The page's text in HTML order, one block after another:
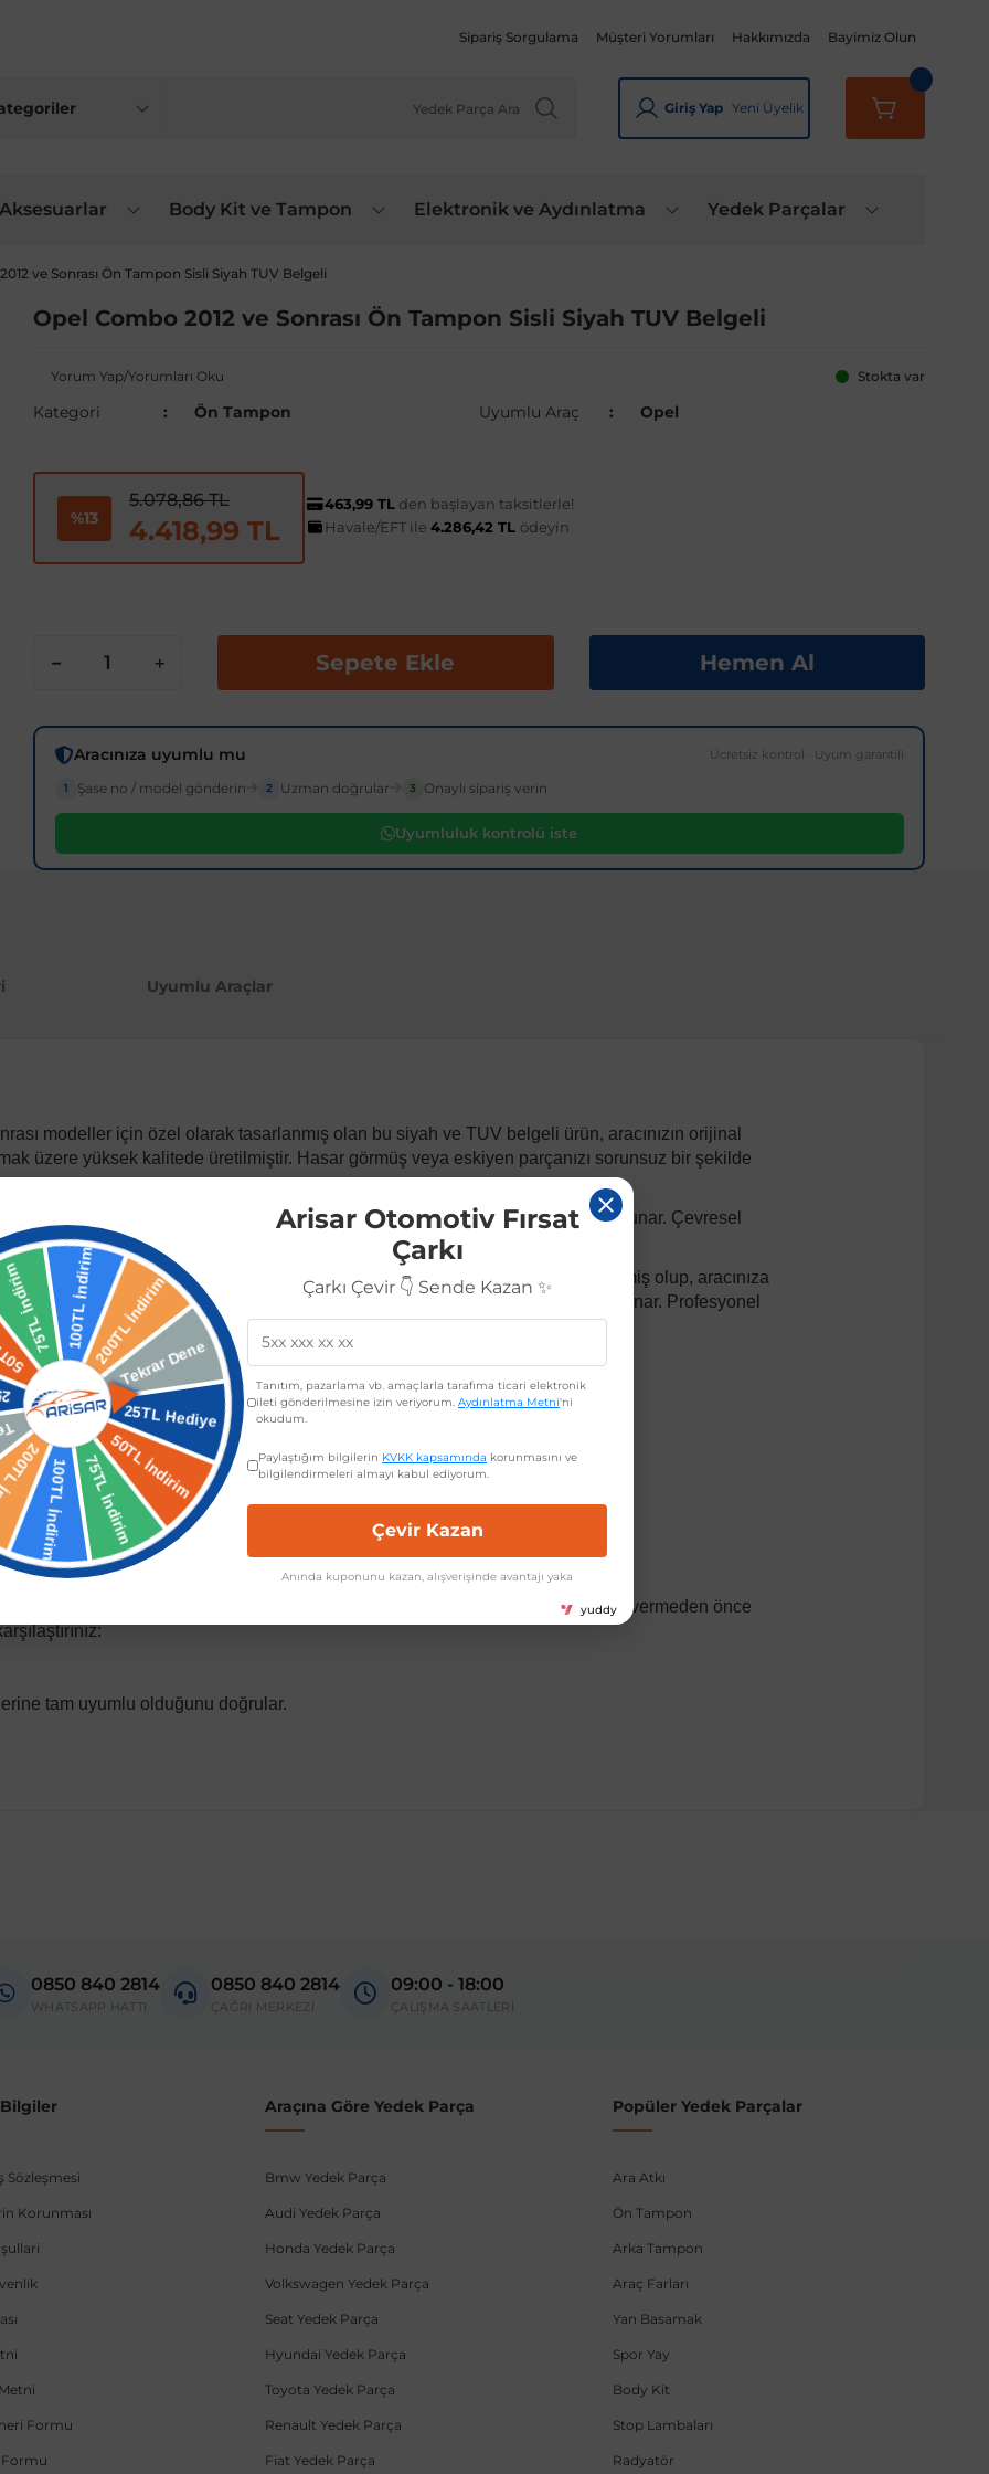
Sipariş Sorgulama Müşteri Yorumları Hakkımızda Bayimiz Olun
Giriş Yap Yeni Üyelik
Aksesuarlar Body Kit ve Tampon Elektronik ve Aydınlatma Yedek Parçalar
ve Sonrası Ön Tampon Sisli Siyah TUV Belgeli
Opel Combo 2012 ve Sonrası Ön Tampon Sisli Siyah TUV Belgeli
Yorum Yap/Yorumları Oku Stokta var
Kategori Ön Tampon Uyumlu Araç Opel
%13
5.078,86 TL
4.418,99 TL
463,99 TL den başlayan taksitlerle!
Havale/EFT ile 4.286,42 TL ödeyin
Sepete Ekle Hemen Al
Aracınıza uyumlu mu Ücretsiz kontrol · Uyum garantili
1 Şase no / model gönderin 2 Uzman doğrular 3 Onaylı sipariş verin
Uyumluluk kontrolü iste
Uyumlu Araçlar
modeller için özel olarak tasarlanmış olan bu siyah ve TUV belgeli ürün, aracınızın orijinal
üzere yüksek kalitede üretilmiştir. Hasar görmüş veya eskiyen parçanızı sorunsuz bir şekilde
ürün, sağlam yapısı ve dayanıklı malzemesi sayesinde uzun ömürlü kullanım sunar. Çevresel
güvenliğini ve dış görünüşünü korur.
tüm modelleri ile tam uyumludur. OEM standartlarına yakın kalitede üretilmiş olup, aracınıza
montaj noktalarına uygun olarak üretildiği için kolay ve hızlı montaj imkanı sunar. Profesyonel
de montajını gerçekleştirebilirsiniz.
uyum.
tasarım.
üreticisi (OEM) kodlarına sahiptir veya bu kodlarla eşdeğerdir. Lütfen sipariş vermeden önce
tam uyumlu olduğunu doğrular.
ve kasa tipleri kullanabilmektedir. Sipariş vermeden önce OEM numarası veya şasi numarası ile uyumluluğu kontrol
0850 840 2814
WHATSAPP HATTI
0850 840 2814
ÇAĞRI MERKEZİ
09:00 - 18:00
ÇALIŞMA SAATLERİ
Sözleşmesi
Korunması
Formu
Formu
Araçına Göre Yedek Parça
Bmw Yedek Parça
Audi Yedek Parça
Honda Yedek Parça
Volkswagen Yedek Parça
Seat Yedek Parça
Hyundai Yedek Parça
Toyota Yedek Parça
Renault Yedek Parça
Fiat Yedek Parça
Popüler Yedek Parçalar
Ara Atkı
Ön Tampon
Arka Tampon
Araç Farları
Yan Basamak
Spor Yay
Body Kit
Stop Lambaları
Radyatör
Arisar Otomotiv Fırsat
Çarkı
Çarkı Çevir 👇 Sende Kazan ✨
Tanıtım, pazarlama vb. amaçlarla tarafıma ticari elektronik
ileti gönderilmesine izin veriyorum. Aydınlatma Metni'ni
okudum.
Paylaştığım bilgilerin KVKK kapsamında korunmasını ve
bilgilendirmeleri almayı kabul ediyorum.
Çevir Kazan
Anında kuponunu kazan, alışverişinde avantajı yaka
yuddy